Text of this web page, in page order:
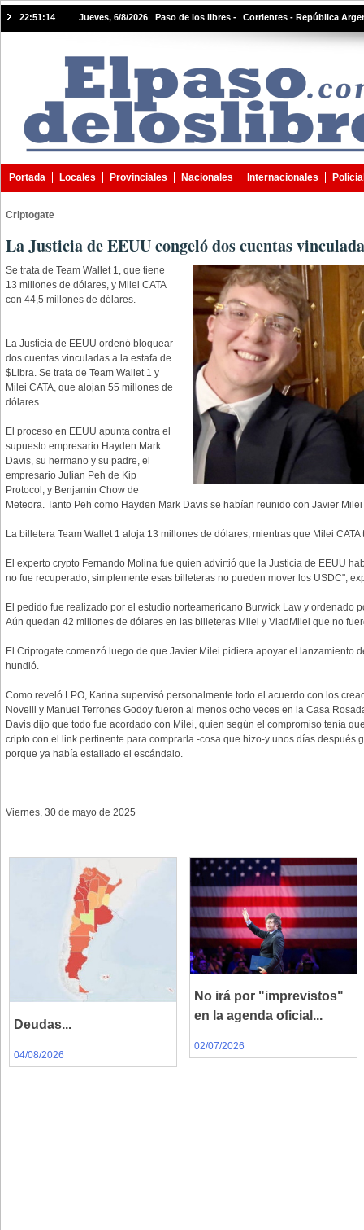
22:51:15 Jueves, 6/8/2026 Paso de los libres - Corrientes - República
Portada Locales Provinciales Nacionales Internacionales
Criptogate
La Justicia de EEUU congeló dos cuentas
Se trata de Team Wallet 1, que tiene
13 millones de dólares, y Milei CATA
con 44,5 millones de dólares.
La Justicia de EEUU ordenó bloquear
dos cuentas vinculadas a la estafa de
$Libra. Se trata de Team Wallet 1 y
Milei CATA, que alojan 55 millones de
dólares.
El proceso en EEUU apunta contra el
supuesto empresario Hayden Mark
Davis, su hermano y su padre, el
empresario Julian Peh de Kip
Protocol, y Benjamin Chow de
Meteora. Tanto Peh como Hayden Mark Davis se habían reunido con Javier
La billetera Team Wallet 1 aloja 13 millones de dólares, mientras que Milei
El experto crypto Fernando Molina fue quien advirtió que la Justicia de EEUU
no fue recuperado, simplemente esas billeteras no pueden mover los USDC",
El pedido fue realizado por el estudio norteamericano Burwick Law y ordenado
Aún quedan 42 millones de dólares en las billeteras Milei y VladMilei que no
El Criptogate comenzó luego de que Javier Milei pidiera apoyar el lanzamiento
hundió.
Como reveló LPO, Karina supervisó personalmente todo el acuerdo con los
Novelli y Manuel Terrones Godoy fueron al menos ocho veces en la Casa
Davis dijo que todo fue acordado con Milei, quien según el compromiso tenía
cripto con el link pertinente para comprarla -cosa que hizo-y unos días después
porque ya había estallado el escándalo.
Viernes, 30 de mayo de 2025
Deudas...
04/08/2026
No irá por "imprevistos"
en la agenda oficial...
02/07/2026